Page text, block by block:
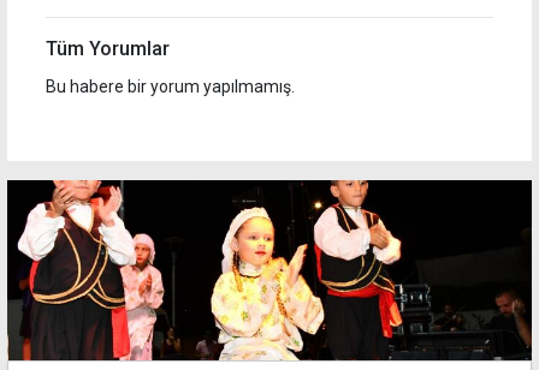
Tüm Yorumlar
Bu habere bir yorum yapılmamış.